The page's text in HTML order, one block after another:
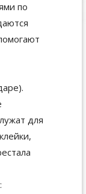
по
для